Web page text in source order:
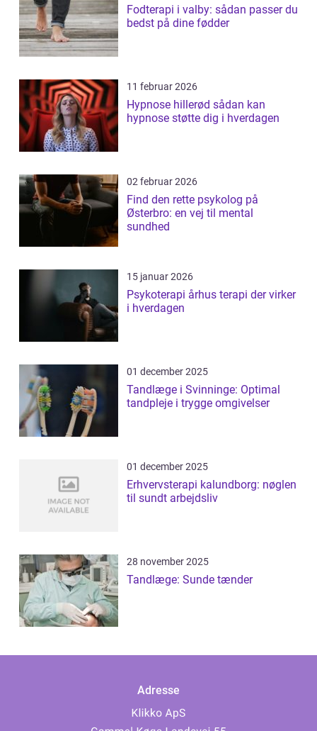
Fodterapi i valby: sådan passer du
bedst på dine fødder
11 februar 2026
Hypnose hillerød sådan kan
hypnose støtte dig i hverdagen
02 februar 2026
Find den rette psykolog på
Østerbro: en vej til mental
sundhed
15 januar 2026
Psykoterapi århus terapi der virker
i hverdagen
01 december 2025
Tandlæge i Svinninge: Optimal
tandpleje i trygge omgivelser
01 december 2025
Erhvervsterapi kalundborg: nøglen
til sundt arbejdsliv
28 november 2025
Tandlæge: Sunde tænder
Adresse